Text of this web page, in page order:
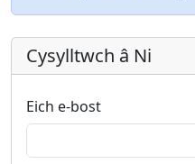
Cysylltwch â Ni
Eich e-bost